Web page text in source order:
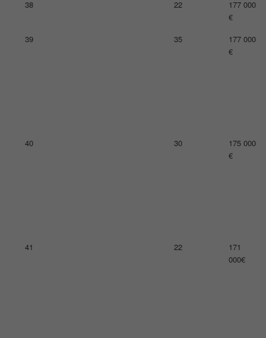
38
22
177 000
€
39
35
177 000
€
42
31
169 000
€
45
13
162 000
€